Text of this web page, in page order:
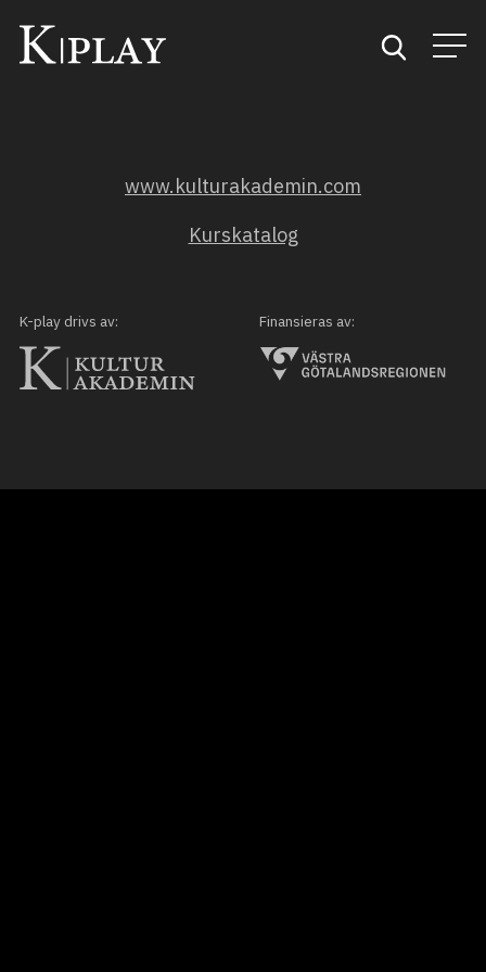
Kategorier
Mina favoriter
www.kulturakademin.com
Kurskatalog
K-play drivs av: Finansieras av: